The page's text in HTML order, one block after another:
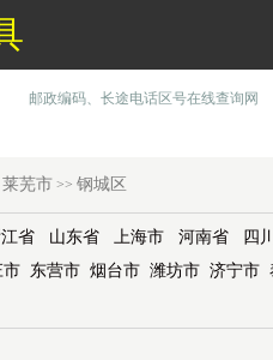
邮政编码、长途电话区号在线查询网
莱芜市 >> 钢城区
省 山东省 上海市 河南省
四
市 东营市 烟台市 潍坊市 济宁市